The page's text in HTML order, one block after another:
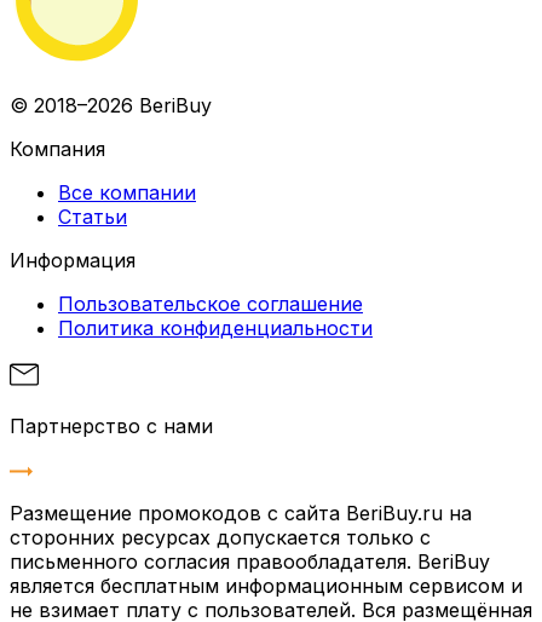
© 2018–2026 BeriBuy
Компания
Все компании
Статьи
Информация
Пользовательское соглашение
Политика конфиденциальности
Партнерство с нами
Размещение промокодов с сайта BeriBuy.ru на
сторонних ресурсах допускается только с
письменного согласия правообладателя. BeriBuy
является бесплатным информационным сервисом и
не взимает плату с пользователей. Вся размещённая